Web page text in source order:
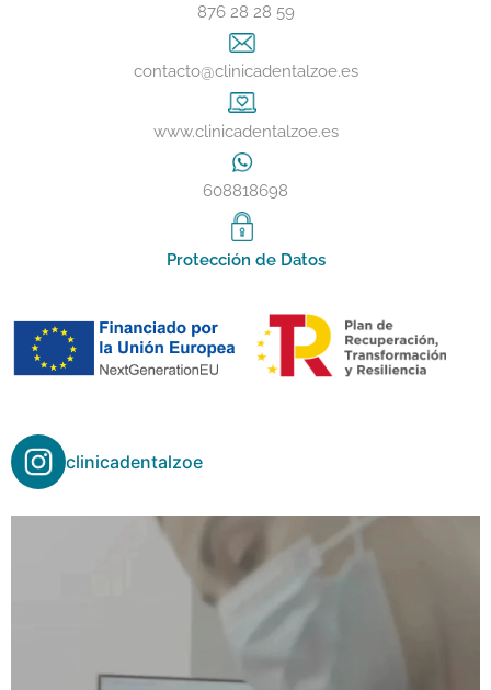
876 28 28 59
contacto@clinicadentalzoe.es
www.clinicadentalzoe.es
608818698
Protección de Datos
clinicadentalzoe